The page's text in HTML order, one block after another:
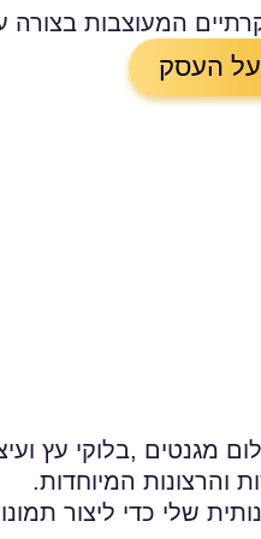
המעוצבות בצורה
על העסק
מגנטים ,בלוקי עץ
והרצונות המיוחדות.
שלי כדי ליצור תמונות